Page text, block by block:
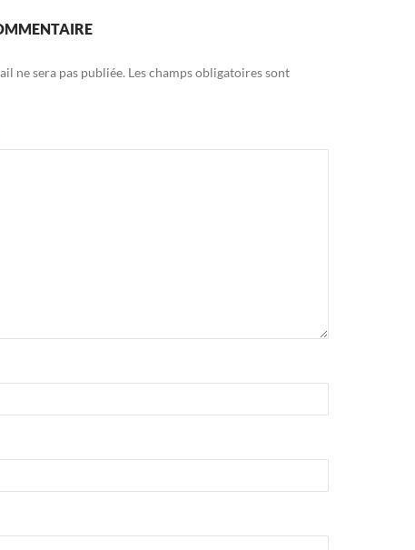
ne sera pas publiée. Les champs obligatoires sont